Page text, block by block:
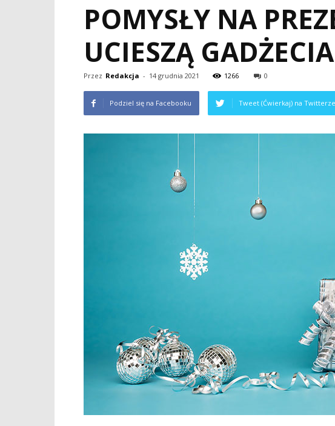
POMYSŁY NA
UCIESZĄ
Przez Redakcja - 14 grudnia 2021 1266 0
Podziel się na Facebooku Tweet (Ćwierkaj) na Twitterze